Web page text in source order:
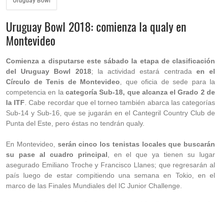
Uruguay Bowl 2018: comienza la qualy en
Montevideo
Comienza a disputarse este sábado la etapa de clasificación
del Uruguay Bowl 2018; la actividad estará centrada en el
Círculo de Tenis de Montevideo , que oficia de sede para la
competencia en la categoría Sub-18, que alcanza el Grado 2 de
la ITF . Cabe recordar que el torneo también abarca las categorías
Sub-14 y Sub-16, que se jugarán en el Cantegril Country Club de
Punta del Este, pero éstas no tendrán qualy.
En Montevideo, serán cinco los tenistas locales que buscarán
su pase al cuadro principal , en el que ya tienen su lugar
asegurado Emiliano Troche y Francisco Llanes; que regresarán al
país luego de estar compitiendo una semana en Tokio, en el
marco de las Finales Mundiales del IC Junior Challenge.